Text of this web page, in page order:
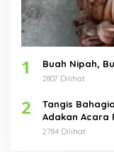
1 Buah Nipah,
2807 Dilihat
2
Tangis
Adakan Acara
2784 Dilihat